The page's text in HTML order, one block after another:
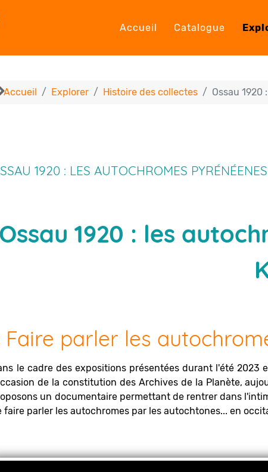
Accueil Catalogue
Accueil Explorer Histoire des collectes Ossau
1920 : LES AUTOCHROMES
Ossau 1920 : les
Faire parler les
le cadre des expositions présentées durant l'été 2023
de la constitution des Archives de la Planète,
un documentaire permettant de rentrer dans
faire parler les autochromes par les autochtones... en